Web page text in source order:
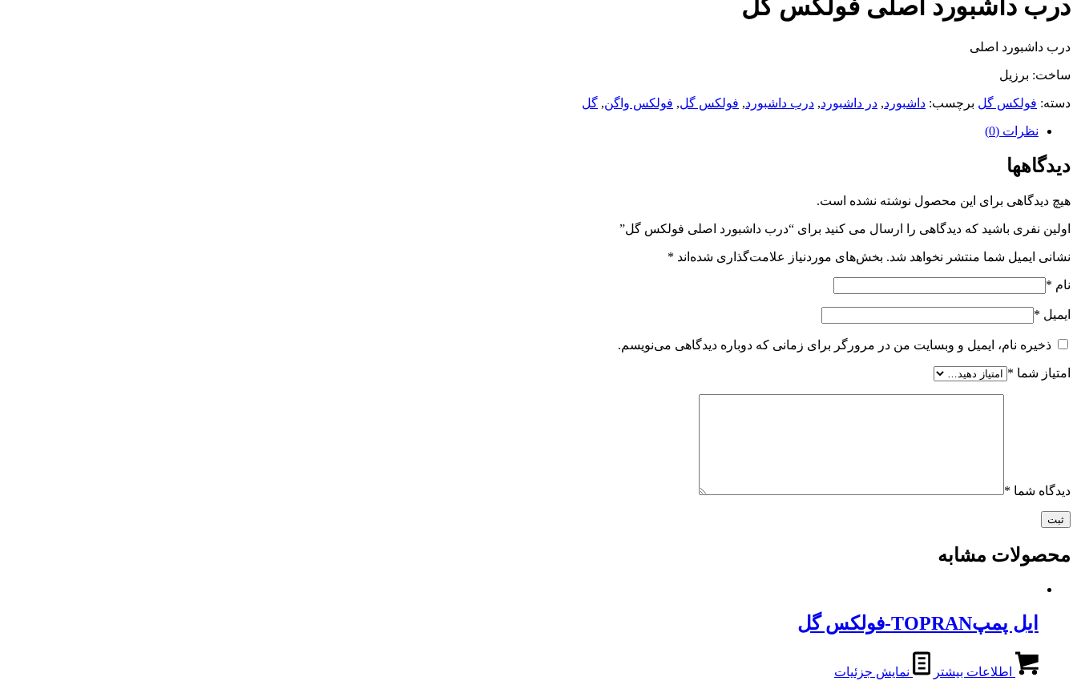
درب داشبورد اصلی فولکس گل
درب داشبورد اصلی
ساخت: برزیل
دسته: فولکس گل برچسب: داشبورد, در داشبورد, درب داشبورد, فولکس گل, فولکس واگن, گل
نظرات (0)
دیدگاهها
هیچ دیدگاهی برای این محصول نوشته نشده است.
اولین نفری باشید که دیدگاهی را ارسال می کنید برای “درب داشبورد اصلی فولکس گل”
نشانی ایمیل شما منتشر نخواهد شد. بخش‌های موردنیاز علامت‌گذاری شده‌اند *
نام *
ایمیل *
ذخیره نام، ایمیل و وبسایت من در مرورگر برای زمانی که دوباره دیدگاهی می‌نویسم.
امتیاز شما *
دیدگاه شما *
محصولات مشابه
ایل پمپTOPRAN-فولکس گل
اطلاعات بیشتر نمایش جزئیات